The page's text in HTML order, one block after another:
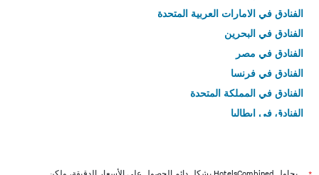
الفنادق في الامارات العربية المتحدة
الفنادق في البحرين
الفنادق في مصر
الفنادق في فرنسا
الفنادق في المملكة المتحدة
الفنادق في إيطاليا